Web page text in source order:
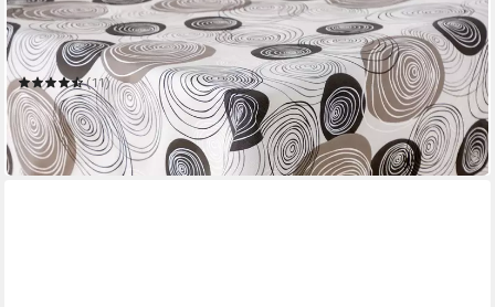
Tischdecke Wachstuch graue Kringel abwischbar
Wachstuchtischdecke
Mehrere Größen
(11)
ab 10,99 € UVP12,95 €
-15%
in 3-4 Werktagen bei dir